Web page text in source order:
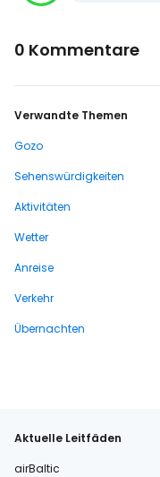
0 Kommentare
Verwandte Themen
Gozo
Sehenswürdigkeiten
Aktivitäten
Wetter
Anreise
Verkehr
Übernachten
Aktuelle Leitfäden
airBaltic